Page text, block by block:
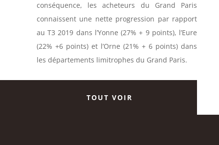
conséquence, les acheteurs du Grand Paris
connaissent une nette progression par rapport
au T3 2019 dans l’Yonne (27% + 9 points), l’Eure
(22% +6 points) et l’Orne (21% + 6 points) dans
les départements limitrophes du Grand Paris.
TOUT VOIR